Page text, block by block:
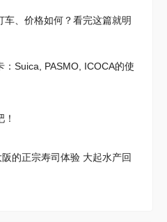
车、价格如何？看完这篇就明
：Suica, PASMO, ICOCA的使
阪的正宗寿司体验 大起水产回